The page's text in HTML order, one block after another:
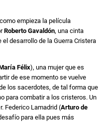
empieza la película
Roberto Gavaldón, una cinta
desarrollo de la Guerra Cristera
Félix), una mujer que es
de ese momento se vuelve
los sacerdotes, de tal forma que
para combatir a los cristeros. Un
Federico Lamadrid (Arturo de
para ella pues más